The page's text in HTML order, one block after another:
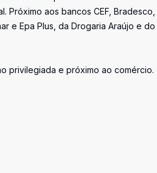
aos bancos CEF, Bradesco,
e Epa Plus, da Drogaria Araújo e do
privilegiada e próximo ao comércio.